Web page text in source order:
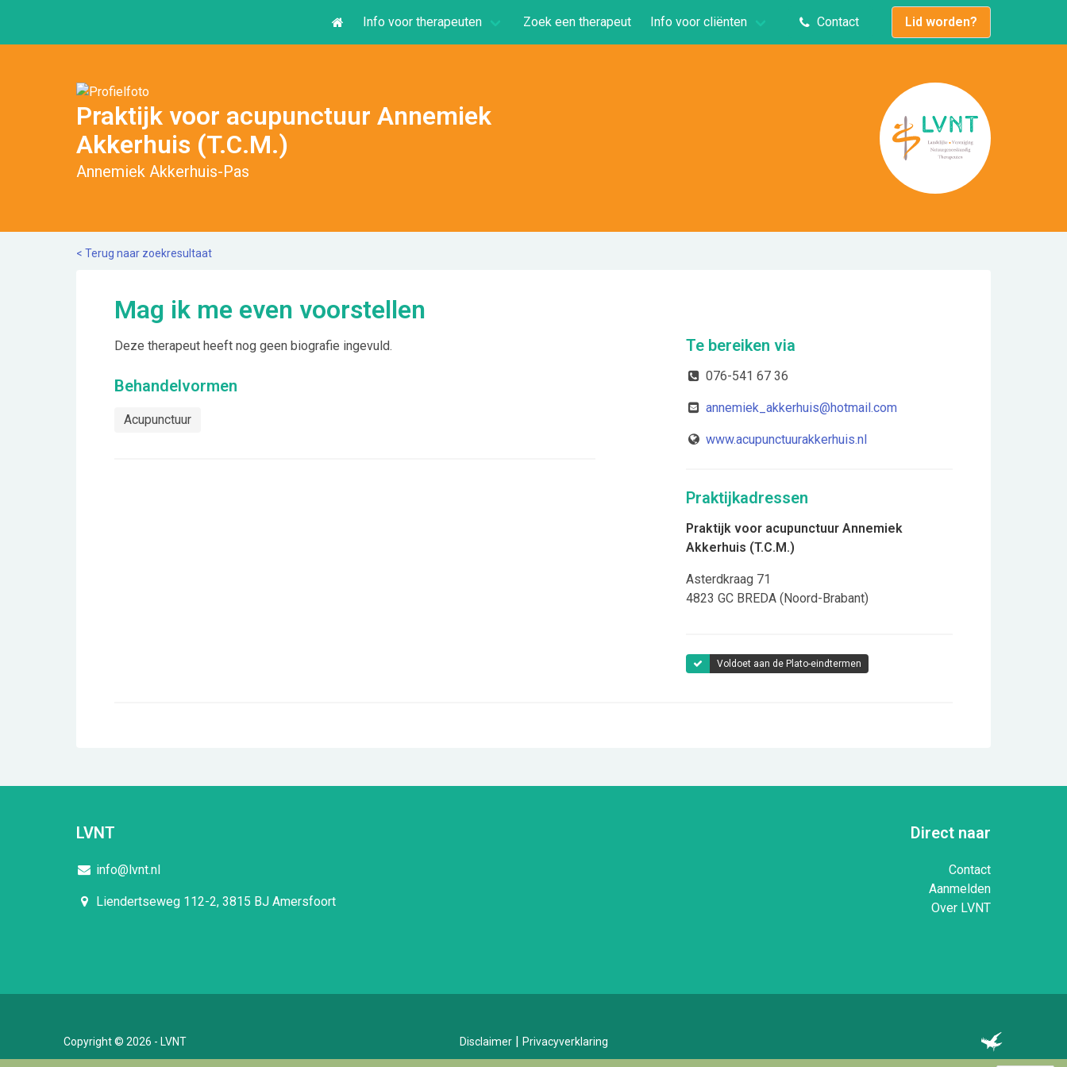
Info voor therapeuten Zoek een therapeut Info voor cliënten Contact Lid worden?
Praktijk voor acupunctuur Annemiek
Akkerhuis (T.C.M.)
Annemiek Akkerhuis-Pas
< Terug naar zoekresultaat
Mag ik me even voorstellen
Deze therapeut heeft nog geen biografie ingevuld.
Behandelvormen
Acupunctuur
Te bereiken via
076-541 67 36
annemiek_akkerhuis@hotmail.com
www.acupunctuurakkerhuis.nl
Praktijkadressen
Praktijk voor acupunctuur Annemiek
Akkerhuis (T.C.M.)
Asterdkraag 71
4823 GC BREDA (Noord-Brabant)
Voldoet aan de Plato-eindtermen
LVNT
info@lvnt.nl
Liendertseweg 112-2, 3815 BJ Amersfoort
Direct naar
Contact
Aanmelden
Over LVNT
Copyright © 2026 - LVNT Disclaimer| Privacyverklaring